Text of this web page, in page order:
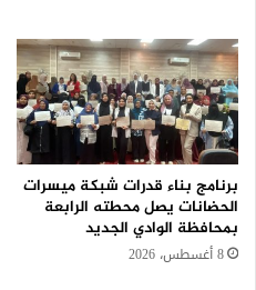
برنامج بناء قدرات شبكة ميسرات
الحضانات يصل محطته الرابعة
بمحافظة الوادي الجديد
8 أغسطس، 2026